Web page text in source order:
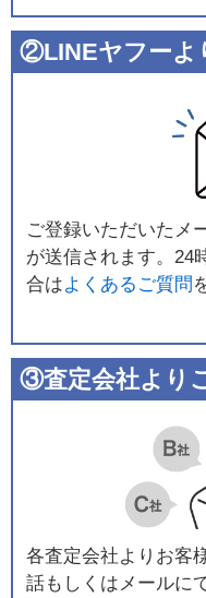
②LINEヤフーよ
ご登録いただいたメ
が送信されます。24
合はよくあるご質問
③査定会社より
各査定会社よりお客
話もしくはメールに